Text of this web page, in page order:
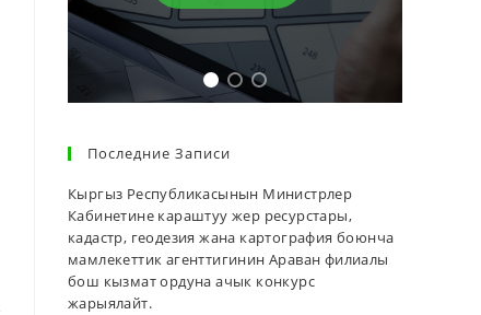
Последние Записи
Кыргыз Республикасынын Министрлер
Кабинетине караштуу жер ресурстары,
кадастр, геодезия жана картография боюнча
мамлекеттик агенттигинин Араван филиалы
бош кызмат ордуна ачык конкурс
жарыялайт.